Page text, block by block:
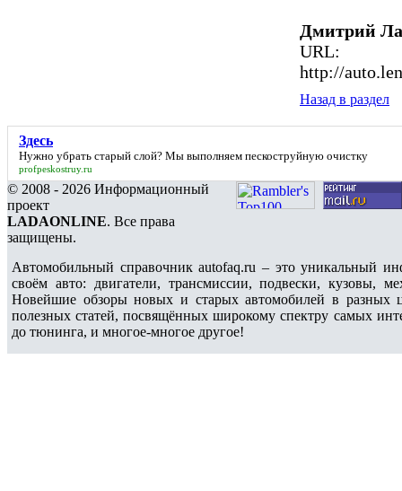
Дмитрий
URL:
http://
Назад в раздел
Здесь
Нужно убрать старый слой? Мы выполняем пескоструйную очистку
profpeskostruy.ru
© 2008 - 2026 Информационный
проект
LADAONLINE. Все права
защищены.
Автомобильный справочник autofaq.ru – это уникальный
своём авто: двигатели, трансмиссии, подвески, кузовы,
Новейшие обзоры новых и старых автомобилей в разных
полезных статей, посвящённых широкому спектру самых
до тюнинга, и многое-многое другое!